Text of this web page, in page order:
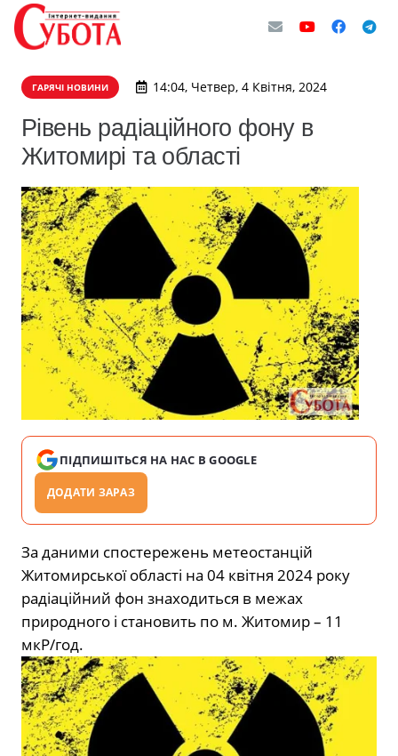
ГАРЯЧІ НОВИНИ 14:04, Четвер, 4 Квітня, 2024
Рівень радіаційного фону в
Житомирі та області
ПІДПИШІТЬСЯ НА НАС В GOOGLE
ДОДАТИ ЗАРАЗ
За даними спостережень метеостанцій
Житомирської області на 04 квітня 2024 року
радіаційний фон знаходиться в межах
природного і становить по м. Житомир – 11
мкР/год.